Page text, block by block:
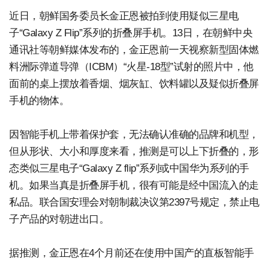
近日，朝鲜国务委员长金正恩被拍到使用疑似三星电
子“Galaxy Z Flip”系列的折叠屏手机。13日，在朝鲜中央
通讯社等朝鲜媒体发布的，金正恩前一天视察新型固体燃
料洲际弹道导弹（ICBM）“火星-18型”试射的照片中，他
面前的桌上摆放着香烟、烟灰缸、饮料罐以及疑似折叠屏
手机的物体。
因智能手机上带着保护套，无法确认准确的品牌和机型，
但从形状、大小和厚度来看，推测是可以上下折叠的，形
态类似三星电子“Galaxy Z flip”系列或中国华为系列的手
机。如果当真是折叠屏手机，很有可能是经中国流入的走
私品。联合国安理会对朝制裁决议第2397号规定，禁止电
子产品的对朝进出口。
据推测，金正恩在4个月前还在使用中国产的直板智能手